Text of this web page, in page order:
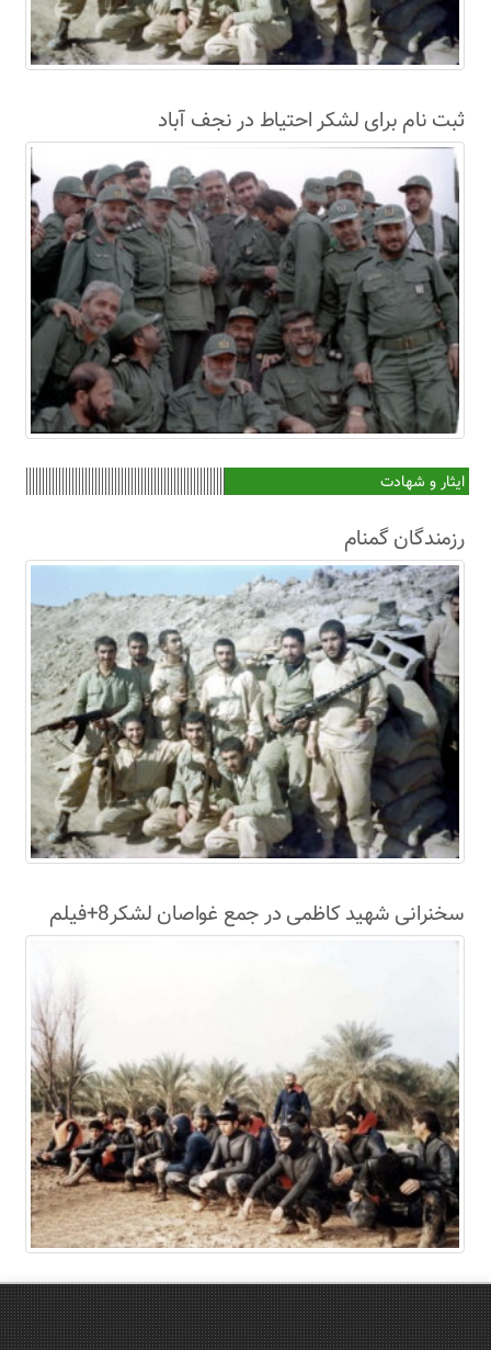
ثبت نام برای لشکر احتیاط در نجف آباد
ایثار و شهادت
رزمندگان گمنام
سخنرانی شهید کاظمی در جمع غواصان لشکر8+فیلم